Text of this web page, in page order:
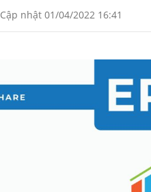
Cập nhật 01/04/2022 16:41